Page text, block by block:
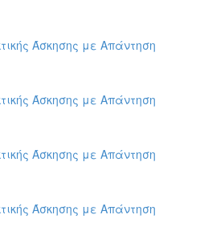
Άσκησης με Απάντηση
Άσκησης με Απάντηση
Άσκησης με Απάντηση
Άσκησης με Απάντηση